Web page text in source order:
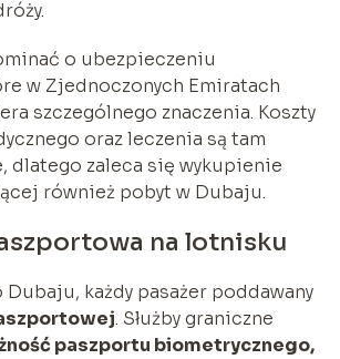
o ubezpieczeniu
w Zjednoczonych Emiratach
szczególnego znaczenia. Koszty
oraz leczenia są tam
dlatego zaleca się wykupienie
również pobyt w Dubaju.
na lotnisku
każdy pasażer poddawany
. Służby graniczne
paszportu biometrycznego,